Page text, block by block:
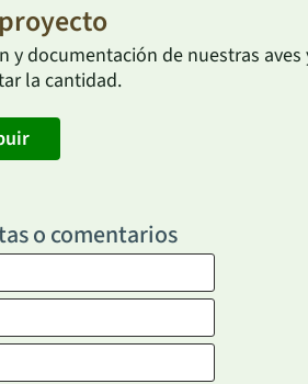
documentación de nuestras
la cantidad.
o comentarios